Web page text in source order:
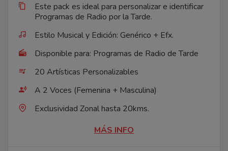
Este pack es ideal para personalizar e identificar
Programas de Radio por la Tarde.
Estilo Musical y Edición: Genérico + Efx.
Disponible para: Programas de Radio de Tarde
20 Artísticas Personalizables
A 2 Voces (Femenina + Masculina)
Exclusividad Zonal hasta 20kms.
MÁS INFO